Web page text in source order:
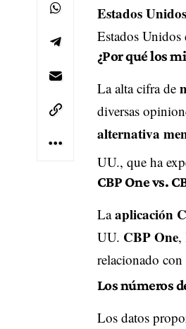
Estados
Estados
¿Por qué los
La alta cifra de
diversas
alternativa
UU., que ha
CBP One vs.
Laaplicación
UU. CBP One,
relacionado
Los números
Los datos